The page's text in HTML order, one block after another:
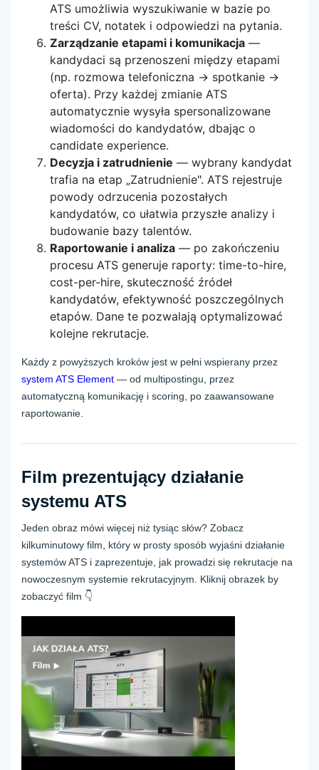
ATS umożliwia wyszukiwanie w bazie po
treści CV, notatek i odpowiedzi na pytania.
Zarządzanie etapami i komunikacja —
kandydaci są przenoszeni między etapami
(np. rozmowa telefoniczna → spotkanie →
oferta). Przy każdej zmianie ATS
automatycznie wysyła spersonalizowane
wiadomości do kandydatów, dbając o
candidate experience.
Decyzja i zatrudnienie — wybrany kandydat
trafia na etap „Zatrudnienie". ATS rejestruje
powody odrzucenia pozostałych
kandydatów, co ułatwia przyszłe analizy i
budowanie bazy talentów.
Raportowanie i analiza — po zakończeniu
procesu ATS generuje raporty: time-to-hire,
cost-per-hire, skuteczność źródeł
kandydatów, efektywność poszczególnych
etapów. Dane te pozwalają optymalizować
kolejne rekrutacje.
Każdy z powyższych kroków jest w pełni wspierany przez
system ATS Element — od multipostingu, przez
automatyczną komunikację i scoring, po zaawansowane
raportowanie.
Film prezentujący działanie
systemu ATS
Jeden obraz mówi więcej niż tysiąc słów? Zobacz
kilkuminutowy film, który w prosty sposób wyjaśni działanie
systemów ATS i zaprezentuje, jak prowadzi się rekrutacje na
nowoczesnym systemie rekrutacyjnym. Kliknij obrazek by
zobaczyć film 👇